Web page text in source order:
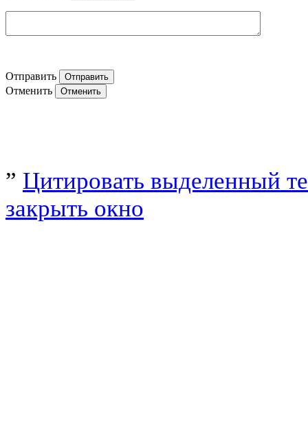
Отправить
Отменить
” Цитировать выделенный
закрыть окно